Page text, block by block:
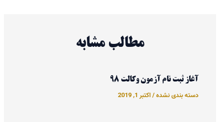
مطالب مشابه
آغاز ثبت نام آزمون وکالت 98
دسته بندی نشده/اکتبر 1, 2019